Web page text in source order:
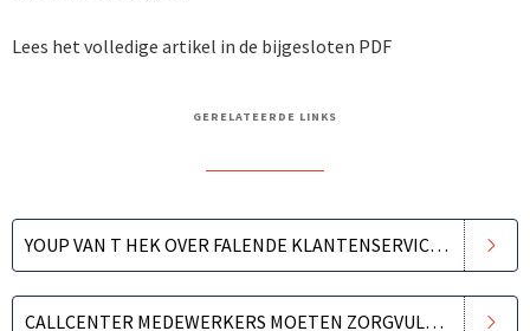
Lees het volledige artikel in de bijgesloten PDF
GERELATEERDE LINKS
YOUP VAN T HEK OVER FALENDE KLANTENSERVICE EN HELPDESKS
CALLCENTER MEDEWERKERS MOETEN ZORGVULDIG OMGAAN MET SOCIAL MEDIA ALS KLANTCONTACT